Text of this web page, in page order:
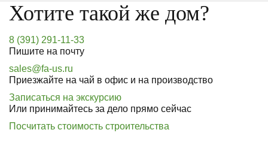
Хотите такой же дом?
8 (391) 291-11-33
Пишите на почту
sales@fa-us.ru
Приезжайте на чай в офис и на производство
Записаться на экскурсию
Или принимайтесь за дело прямо сейчас
Посчитать стоимость строительства